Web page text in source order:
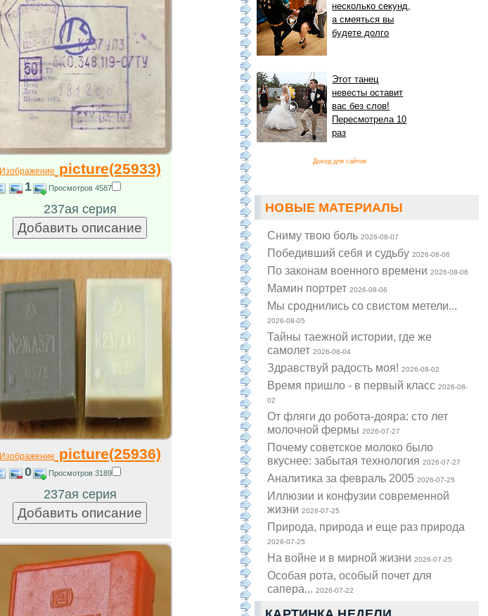
несколько секунд,
а смеяться вы
будете долго
Этот танец
невесты оставит
вас без слов!
Пересмотрела 10
раз
Доход для сайтов
НОВЫЕ МАТЕРИАЛЫ
Cниму твою боль2026-08-07
Победивший себя и судьбу2026-08-06
По законам военного времени2026-08-06
Мамин портрет2026-08-06
Мы сроднились со свистом метели...
2026-08-05
Тайны таежной истории, где же
самолет2026-08-04
Здравствуй радость моя!2026-08-02
Время пришло - в первый класс2026-08-
02
От фляги до робота-дояра: сто лет
молочной фермы2026-07-27
Почему советское молоко было
вкуснее: забытая технология2026-07-27
Аналитика за февраль 20052026-07-25
Иллюзии и конфузии современной
жизни2026-07-25
Природа, природа и еще раз природа
2026-07-25
На войне и в мирной жизни2026-07-25
Особая рота, особый почет для
сапера...2026-07-22
Изображение picture(25933)
1 Просмотров 4587
237ая серия
Изображение picture(25936)
0 Просмотров 3189
237ая серия